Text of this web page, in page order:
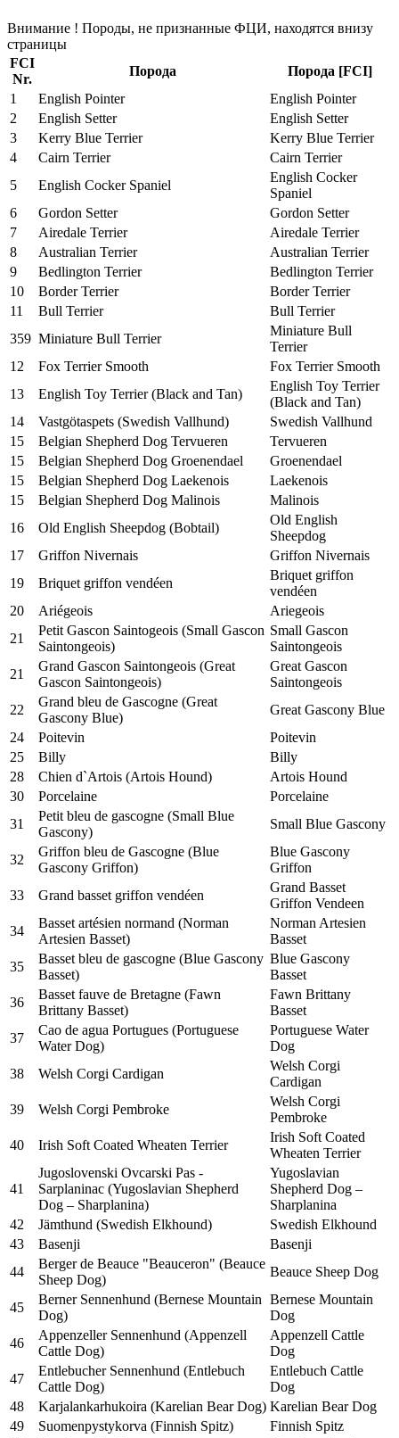
Внимание ! Породы, не признанные ФЦИ, находятся внизу
страницы
FCI
Nr.
Порода
Порода [FCI]
1
English Pointer
English Pointer
2
English Setter
English Setter
3
Kerry Blue Terrier
Kerry Blue Terrier
4
Cairn Terrier
Cairn Terrier
5
English Cocker Spaniel
English Cocker
Spaniel
6
Gordon Setter
Gordon Setter
7
Airedale Terrier
Airedale Terrier
8
Australian Terrier
Australian Terrier
9
Bedlington Terrier
Bedlington Terrier
10
Border Terrier
Border Terrier
11
Bull Terrier
Bull Terrier
359 Miniature Bull Terrier
Miniature Bull
Terrier
12
Fox Terrier Smooth
Fox Terrier Smooth
13
English Toy Terrier (Black and Tan)
English Toy Terrier
(Black and Tan)
14
Vastgötaspets (Swedish Vallhund)
Swedish Vallhund
15
Belgian Shepherd Dog Tervueren
Tervueren
15
Belgian Shepherd Dog Groenendael
Groenendael
15
Belgian Shepherd Dog Laekenois
Laekenois
15
Belgian Shepherd Dog Malinois
Malinois
16
Old English Sheepdog (Bobtail)
Old English
Sheepdog
17
Griffon Nivernais
Griffon Nivernais
19
Briquet griffon vendéen
Briquet griffon
vendéen
20
Ariégeois
Ariegeois
21
Petit Gascon Saintogeois (Small Gascon
Saintongeois)
Small Gascon
Saintongeois
21
Grand Gascon Saintongeois (Great
Gascon Saintongeois)
Great Gascon
Saintongeois
22
Grand bleu de Gascogne (Great
Gascony Blue)
Great Gascony Blue
24
Poitevin
Poitevin
25
Billy
Billy
28
Chien d`Artois (Artois Hound)
Artois Hound
30
Porcelaine
Porcelaine
31
Petit bleu de gascogne (Small Blue
Gascony)
Small Blue Gascony
32
Griffon bleu de Gascogne (Blue
Gascony Griffon)
Blue Gascony
Griffon
33
Grand basset griffon vendéen
Grand Basset
Griffon Vendeen
34
Basset artésien normand (Norman
Artesien Basset)
Norman Artesien
Basset
35
Basset bleu de gascogne (Blue Gascony
Basset)
Blue Gascony
Basset
36
Basset fauve de Bretagne (Fawn
Brittany Basset)
Fawn Brittany
Basset
37
Cao de agua Portugues (Portuguese
Water Dog)
Portuguese Water
Dog
38
Welsh Corgi Cardigan
Welsh Corgi
Cardigan
39
Welsh Corgi Pembroke
Welsh Corgi
Pembroke
40
Irish Soft Coated Wheaten Terrier
Irish Soft Coated
Wheaten Terrier
41
Jugoslovenski Ovcarski Pas -
Sarplaninac (Yugoslavian Shepherd
Dog – Sharplanina)
Yugoslavian
Shepherd Dog –
Sharplanina
42
Jämthund (Swedish Elkhound)
Swedish Elkhound
43
Basenji
Basenji
44
Berger de Beauce "Beauceron" (Beauce
Sheep Dog)
Beauce Sheep Dog
45
Berner Sennenhund (Bernese Mountain
Dog)
Bernese Mountain
Dog
46
Appenzeller Sennenhund (Appenzell
Cattle Dog)
Appenzell Cattle
Dog
47
Entlebucher Sennenhund (Entlebuch
Cattle Dog)
Entlebuch Cattle
Dog
48
Karjalankarhukoira (Karelian Bear Dog) Karelian Bear Dog
49
Suomenpystykorva (Finnish Spitz)
Finnish Spitz